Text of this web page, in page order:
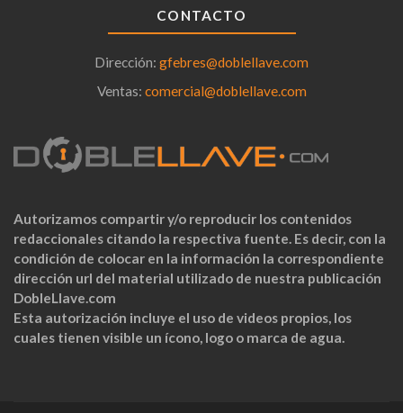
CONTACTO
Dirección: gfebres@doblellave.com
Ventas: comercial@doblellave.com
Autorizamos compartir y/o reproducir los contenidos
redaccionales citando la respectiva fuente. Es decir, con la
condición de colocar en la información la correspondiente
dirección url del material utilizado de nuestra publicación
DobleLlave.com
Esta autorización incluye el uso de videos propios, los
cuales tienen visible un ícono, logo o marca de agua.